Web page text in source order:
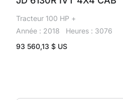
Tracteur 100 HP +
Année : 2018
Heures : 3076
93 560,13 $ US